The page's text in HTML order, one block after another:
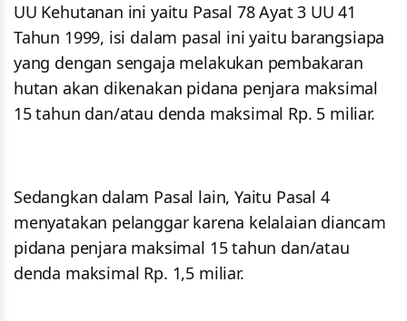
UU Kehutanan ini yaitu Pasal 78 Ayat 3 UU 41
Tahun 1999, isi dalam pasal ini yaitu barangsiapa
yang dengan sengaja melakukan pembakaran
hutan akan dikenakan pidana penjara maksimal
15 tahun dan/atau denda maksimal Rp. 5 miliar.
Sedangkan dalam Pasal lain, Yaitu Pasal 4
menyatakan pelanggar karena kelalaian diancam
pidana penjara maksimal 15 tahun dan/atau
denda maksimal Rp. 1,5 miliar.